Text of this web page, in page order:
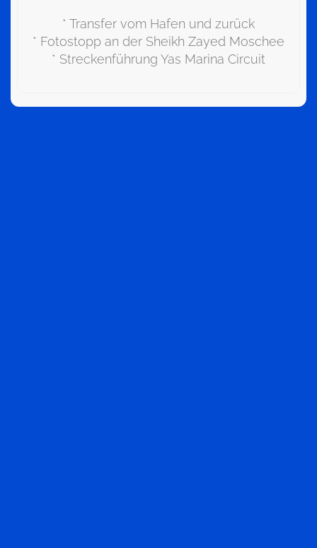
* Transfer vom Hafen und zurück
* Fotostopp an der Sheikh Zayed Moschee
* Streckenführung Yas Marina Circuit